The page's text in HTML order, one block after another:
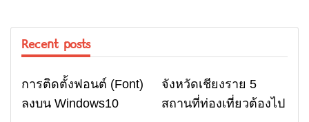
Recent posts
Computer
การติดตั้งฟอนต์ (Font)
ลงบน Windows10
Travel
จังหวัดเชียงราย 5
สถานที่ท่องเที่ยวต้องไป